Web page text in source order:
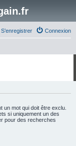
Connexion
S’enregistrer
un mot qui doit être exclu.
si uniquement un des
pour des recherches